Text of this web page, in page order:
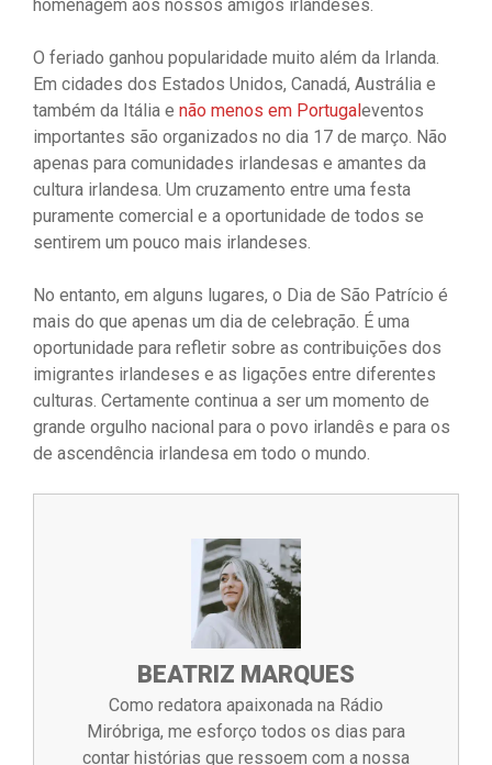
homenagem aos nossos amigos irlandeses.
O feriado ganhou popularidade muito além da Irlanda.
Em cidades dos Estados Unidos, Canadá, Austrália e
também da Itália e não menos em Portugaleventos
importantes são organizados no dia 17 de março. Não
apenas para comunidades irlandesas e amantes da
cultura irlandesa. Um cruzamento entre uma festa
puramente comercial e a oportunidade de todos se
sentirem um pouco mais irlandeses.
No entanto, em alguns lugares, o Dia de São Patrício é
mais do que apenas um dia de celebração. É uma
oportunidade para refletir sobre as contribuições dos
imigrantes irlandeses e as ligações entre diferentes
culturas. Certamente continua a ser um momento de
grande orgulho nacional para o povo irlandês e para os
de ascendência irlandesa em todo o mundo.
BEATRIZ MARQUES
Como redatora apaixonada na Rádio
Miróbriga, me esforço todos os dias para
contar histórias que ressoem com a nossa